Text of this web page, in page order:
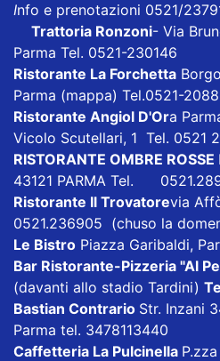
Info e prenotazioni 0521/
Trattoria Ronzoni- Via
Parma Tel. 0521-230146
Ristorante La Forchetta
Parma (mappa) Tel.0521-
Ristorante Angiol D'Ora
Vicolo Scutellari, 1 Tel. 0521
RISTORANTE OMBRE ROSSE
43121 PARMA Tel.
Ristorante Il Trovatorevia
0521.236905 (chuso la
Le Bistro Piazza Garibaldi,
Bar Ristorante-Pizzeria "Al
(davanti allo stadio Tardini)
Bastian Contrario Str. Inzani
Parma tel. 3478113440
Caffetteria La Pulcinella